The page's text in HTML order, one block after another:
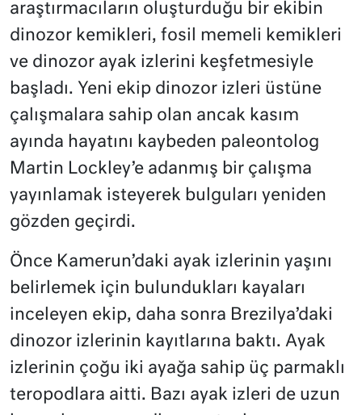
araştırmacıların oluşturduğu bir ekibin
dinozor kemikleri, fosil memeli kemikleri
ve dinozor ayak izlerini keşfetmesiyle
başladı. Yeni ekip dinozor izleri üstüne
çalışmalara sahip olan ancak kasım
ayında hayatını kaybeden paleontolog
Martin Lockley’e adanmış bir çalışma
yayınlamak isteyerek bulguları yeniden
gözden geçirdi.
Önce Kamerun’daki ayak izlerinin yaşını
belirlemek için bulundukları kayaları
inceleyen ekip, daha sonra Brezilya’daki
dinozor izlerinin kayıtlarına baktı. Ayak
izlerinin çoğu iki ayağa sahip üç parmaklı
teropodlara aitti. Bazı ayak izleri de uzun